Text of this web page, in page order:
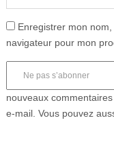
Enregistrer mon
navigateur pour mon
nouveaux
e-mail. Vous pouvez